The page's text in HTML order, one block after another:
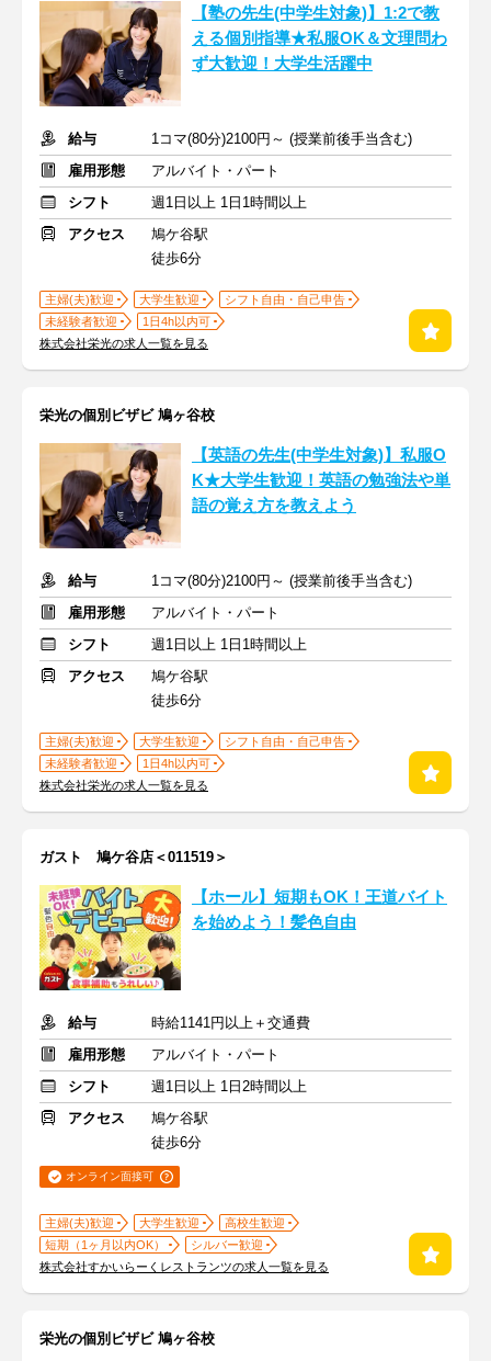
【塾の先生(中学生対象)】1:2で教
える個別指導★私服OK＆文理問わ
ず大歓迎！大学生活躍中
給与
1コマ(80分)2100円～ (授業前後手当含む)
雇用形態
アルバイト・パート
シフト
週1日以上 1日1時間以上
アクセス
鳩ケ谷駅
徒歩6分
主婦(夫)歓迎 大学生歓迎
シフト自由・自己申告
未経験者歓迎
1日4h以内可
株式会社栄光の求人一覧を見る
栄光の個別ビザビ 鳩ヶ谷校
【英語の先生(中学生対象)】私服O
K★大学生歓迎！英語の勉強法や単
語の覚え方を教えよう
給与
1コマ(80分)2100円～ (授業前後手当含む)
雇用形態
アルバイト・パート
シフト
週1日以上 1日1時間以上
アクセス
鳩ケ谷駅
徒歩6分
主婦(夫)歓迎 大学生歓迎
シフト自由・自己申告
未経験者歓迎
1日4h以内可
株式会社栄光の求人一覧を見る
ガスト 鳩ケ谷店＜011519＞
【ホール】短期もOK！王道バイト
を始めよう！髪色自由
給与
時給1141円以上＋交通費
雇用形態
アルバイト・パート
シフト
週1日以上 1日2時間以上
アクセス
鳩ケ谷駅
徒歩6分
オンライン面接可
主婦(夫)歓迎 大学生歓迎
高校生歓迎
短期（1ヶ月以内OK）
シルバー歓迎
株式会社すかいらーくレストランツの求人一覧を見る
栄光の個別ビザビ 鳩ヶ谷校